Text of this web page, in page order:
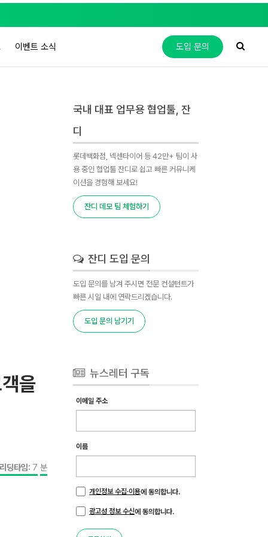
도입 문의
이벤트 소식
을
딩타임: 7 분
국내 대표 업무용 협업툴, 잔
디
롯데백화점, 넥센타이어 등 42만+ 팀이 사
용 중인 협업툴 잔디로 쉽고 빠른 커뮤니케
이션을 경험해 보세요!
잔디 데모 팀 체험하기
잔디 도입 문의
도입 문의를 남겨 주시면 전문 컨설턴트가
빠른 시일 내에 연락드리겠습니다.
도입 문의 남기기
뉴스레터 구독
이메일 주소
이름
개인정보 수집·이용에 동의합니다.
광고성 정보 수신에 동의합니다.